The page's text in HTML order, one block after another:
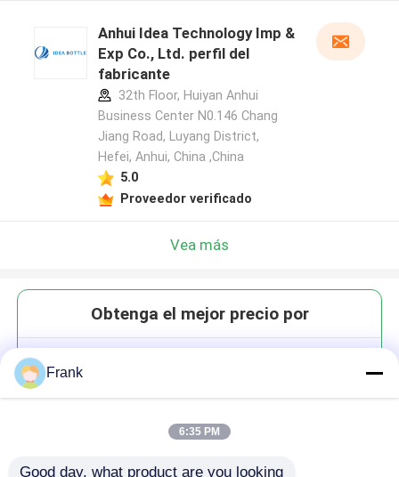
Anhui Idea Technology Imp &
Exp Co., Ltd. perfil del
fabricante
32th Floor, Huiyan Anhui
Business Center N0.146 Chang
Jiang Road, Luyang District,
Hefei, Anhui, China ,China
5.0
Proveedor verificado
Vea más
Obtenga el mejor precio por
Frank
6:35 PM
Good day, what product are you looking